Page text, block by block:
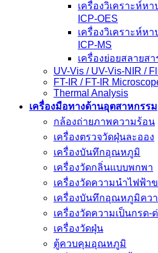
เครื่องวิเคราะห์ห
ICP-OES
เครื่องวิเคราะห์ห
ICP-MS
เครื่องย่อยสลายส
UV-Vis / UV-Vis-NIR /
FT-IR / FT-IR
Thermal Analysis
เครื่องมือทางด้านอุตสาหกรรม
กล้องถ่ายภาพความร้อน
เครื่องตรวจวัดฝุ่นละออง
เครื่องบันทึกอุณหภูมิ
เครื่องวัดกลิ่นแบบพกพา
เครื่องวัดความนําไฟฟ้า
เครื่องบันทึกอุณหภูมิคว
เครื่องวัดความเป็นกรด-
เครื่องวัดฝุ่น
ตู้ควบคุมอุณหภูมิ